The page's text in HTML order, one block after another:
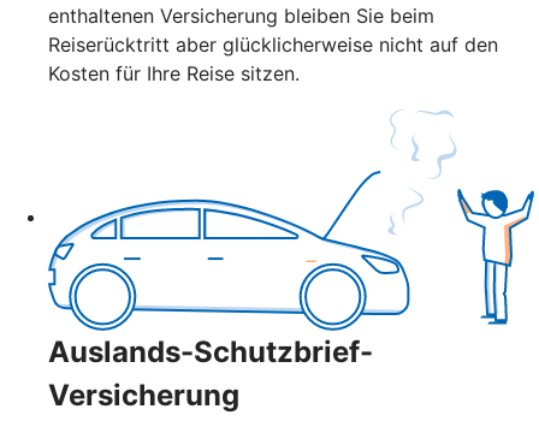
enthaltenen Versicherung bleiben Sie beim
Reiserücktritt aber glücklicherweise nicht auf den
Kosten für Ihre Reise sitzen.
Auslands-Schutzbrief-
Versicherung